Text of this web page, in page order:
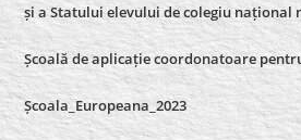
și a Statului elevului de colegiu național
Școală de aplicație coordonatoare
Școala_Europeana_2023